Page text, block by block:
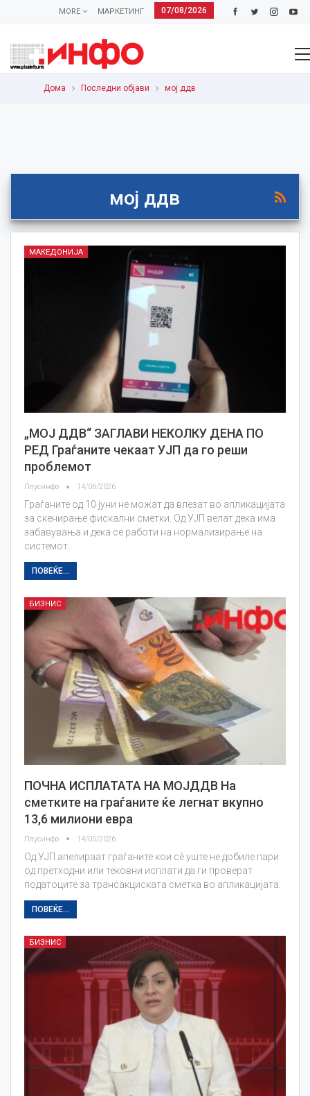
07/08/2026
МАРКЕТИНГ
MORE
Дома Последни објави мој ддв
мој ддв
МАКЕДОНИЈА
„МОЈ ДДВ“ ЗАГЛАВИ НЕКОЛКУ ДЕНА ПО
РЕД Граѓаните чекаат УЈП да го реши
проблемот
Плусинфо 14/06/2026
Граѓаните од 10 јуни не можат да влезат во апликацијата
за скенирање фискални сметки. Од УЈП велат дека има
забавувања и дека се работи на нормализирање на
системот.
ПОВЕЌЕ...
БИЗНИС
ПОЧНА ИСПЛАТАТА НА МОЈДДВ На
сметките на граѓаните ќе легнат вкупно
13,6 милиони евра
Плусинфо 14/05/2026
Од УЈП апелираат граѓаните кои сè уште не добиле пари
од претходни или тековни исплати да ги проверат
податоците за трансакциската сметка во апликацијата.
ПОВЕЌЕ...
БИЗНИС